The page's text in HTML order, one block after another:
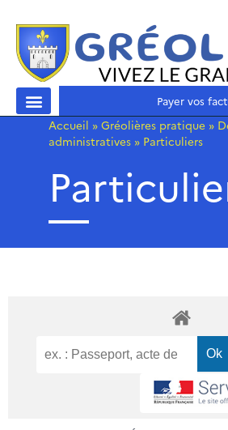
Payer vos
Accueil » Gréolières pratique »
administratives » Particuliers